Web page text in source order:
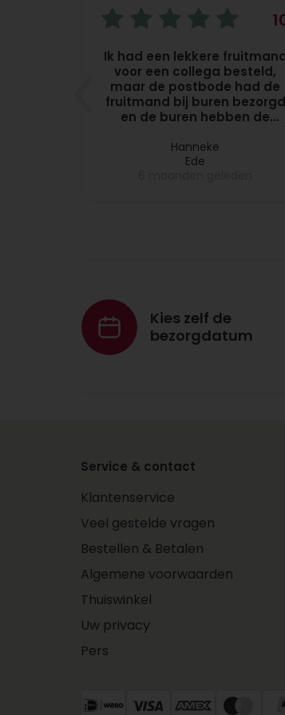
Ik had een lekkere
voor een collega besteld,
maar de postbode had de
fruitmand bij buren bezorgd
en de buren hebben de
mijn collega gebracht, dus
dat melde ik bij
Hanneke
Ede
Kies zelf de
bezorgdatum
Service & contact
Klantenservice
Veel gestelde vragen
Bestellen & Betalen
Algemene voorwaarden
Thuiswinkel
Uw privacy
Pers